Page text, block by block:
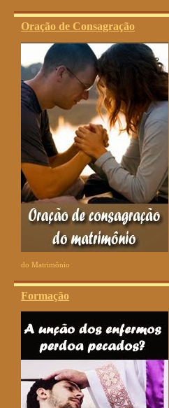
Oração de Consagração
do Matrimônio
Formação